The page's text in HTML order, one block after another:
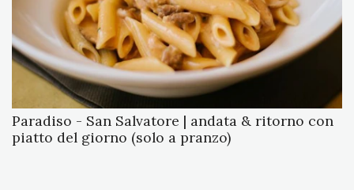
Paradiso - San Salvatore | andata & ritorno con
piatto del giorno (solo a pranzo)